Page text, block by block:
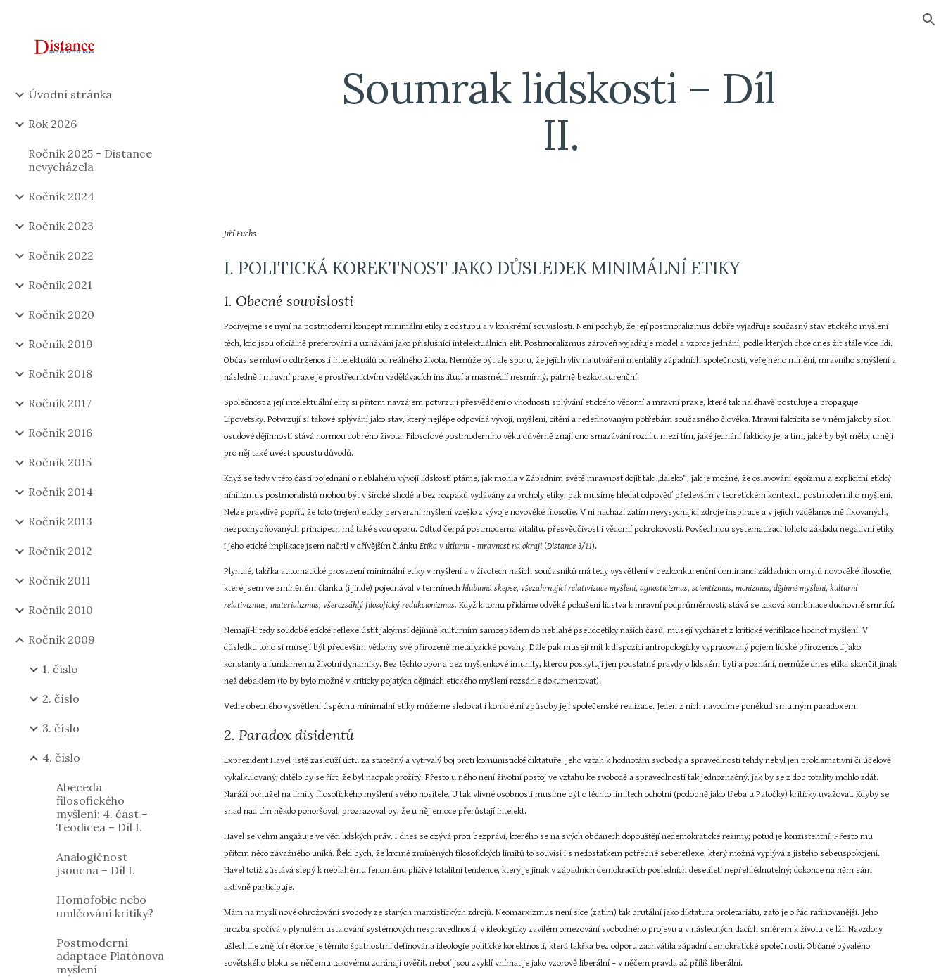
Úvodní stránka
Rok 2026
Ročník 2025 - Distance
nevycházela
Ročník 2024
Ročník 2023
Ročník 2022
Ročník 2021
Ročník 2020
Ročník 2019
Ročník 2018
Ročník 2017
Ročník 2016
Ročník 2015
Ročník 2014
Ročník 2013
Ročník 2012
Ročník 2011
Ročník 2010
Ročník 2009
1. číslo
2. číslo
3. číslo
4. číslo
Abeceda
filosofického
myšlení: 4. část –
Teodicea – Díl I.
Analogičnost
jsoucna – Díl I.
Homofobie nebo
umlčování kritiky?
Postmoderní
adaptace Platónova
myšlení
Soumrak lidskosti – Díl
II.
Jiří Fuchs
I. POLITICKÁ KOREKTNOST JAKO DŮSLEDEK MINIMÁLNÍ ETIKY
1. Obecné souvislosti
Podívejme se nyní na postmoderní koncept minimální etiky z odstupu a v konkrétní souvislosti. Není pochyb, že její postmoralizmus dobře vyjadřuje současný stav etického myšlení
těch, kdo jsou oficiálně preferováni a uznáváni jako příslušníci intelektuálních elit. Postmoralizmus zároveň vyjadřuje model a vzorce jednání, podle kterých chce dnes žít stále více lidí.
Občas se mluví o odtrženosti intelektuálů od reálného života. Nemůže být ale sporu, že jejich vliv na utváření mentality západních společností, veřejného mínění, mravního smýšlení a
následně i mravní praxe je prostřednictvím vzdělávacích institucí a masmédií nesmírný, patrně bezkonkurenční.
Společnost a její intelektuální elity si přitom navzájem potvrzují přesvědčení o vhodnosti splývání etického vědomí a mravní praxe, které tak naléhavě postuluje a propaguje
Lipovetsky. Potvrzují si takové splývání jako stav, který nejlépe odpovídá vývoji, myšlení, cítění a redefinovaným potřebám současného člověka. Mravní fakticita se v něm jakoby silou
osudové dějinnosti stává normou dobrého života. Filosofové postmoderního věku důvěrně znají ono smazávání rozdílu mezi tím, jaké jednání fakticky je, a tím, jaké by být mělo; umějí
pro něj také uvést spoustu důvodů.
Když se tedy v této části pojednání o neblahém vývoji lidskosti ptáme, jak mohla v Západním světě mravnost dojít tak „daleko“, jak je možné, že oslavování egoizmu a explicitní etický
nihilizmus postmoralistů mohou být v široké shodě a bez rozpaků vydávány za vrcholy etiky, pak musíme hledat odpověď především v teoretickém kontextu postmoderního myšlení.
Nelze pravdivě popřít, že toto (nejen) eticky perverzní myšlení vzešlo z vývoje novověké filosofie. V ní nachází zatím nevysychající zdroje inspirace a v jejích vzdělanostně fixovaných,
nezpochybňovaných principech má také svou oporu. Odtud čerpá postmoderna vitalitu, přesvědčivost i vědomí pokrokovosti. Povšechnou systematizaci tohoto základu negativní etiky
i jeho etické implikace jsem načrtl v dřívějším článku Etika v útlumu – mravnost na okraji (Distance 3/11).
Plynulé, takřka automatické prosazení minimální etiky v myšlení a v životech našich současníků má tedy vysvětlení v bezkonkurenční dominanci základních omylů novověké filosofie,
které jsem ve zmíněném článku (i jinde) pojednával v termínech hlubinná skepse, všezahrnující relativizace myšlení, agnosticizmus, scientizmus, monizmus, dějinné myšlení, kulturní
relativizmus, materializmus, všerozsáhlý filosofický redukcionizmus. Když k tomu přidáme odvěké pokušení lidstva k mravní podprůměrnosti, stává se taková kombinace duchovně smrtící.
Nemají-li tedy soudobé etické reflexe ústit jakýmsi dějinně kulturním samospádem do neblahé pseudoetiky našich časů, musejí vycházet z kritické verifikace hodnot myšlení. V
důsledku toho si musejí být především vědomy své přirozeně metafyzické povahy. Dále pak musejí mít k dispozici antropologicky vypracovaný pojem lidské přirozenosti jako
konstanty a fundamentu životní dynamiky. Bez těchto opor a bez myšlenkové imunity, kterou poskytují jen podstatné pravdy o lidském bytí a poznání, nemůže dnes etika skončit jinak
než debaklem (to by bylo možné v kriticky pojatých dějinách etického myšlení rozsáhle dokumentovat).
Vedle obecného vysvětlení úspěchu minimální etiky můžeme sledovat i konkrétní způsoby její společenské realizace. Jeden z nich navodíme poněkud smutným paradoxem.
2. Paradox disidentů
Exprezident Havel jistě zaslouží úctu za statečný a vytrvalý boj proti komunistické diktatuře. Jeho vztah k hodnotám svobody a spravedlnosti tehdy nebyl jen proklamativní či účelově
vykalkulovaný; chtělo by se říct, že byl naopak prožitý. Přesto u něho není životní postoj ve vztahu ke svobodě a spravedlnosti tak jednoznačný, jak by se z dob totality mohlo zdát.
Naráží bohužel na limity filosofického myšlení svého nositele. U tak vlivné osobnosti musíme být o těchto limitech ochotni (podobně jako třeba u Patočky) kriticky uvažovat. Kdyby se
snad nad tím někdo pohoršoval, prozrazoval by, že u něj emoce přerůstají intelekt.
Havel se velmi angažuje ve věci lidských práv. I dnes se ozývá proti bezpráví, kterého se na svých občanech dopouštějí nedemokratické režimy; potud je konzistentní. Přesto mu
přitom něco závažného uniká. Řekl bych, že kromě zmíněných filosofických limitů to souvisí i s nedostatkem potřebné sebereflexe, který možná vyplývá z jistého sebeuspokojení.
Havel totiž zůstává slepý k neblahému fenoménu plíživé totalitní tendence, který je jinak v západních demokraciích posledních desetiletí nepřehlédnutelný; dokonce na něm sám
aktivně participuje.
Mám na mysli nové ohrožování svobody ze starých marxistických zdrojů. Neomarxizmus není sice (zatím) tak brutální jako diktatura proletariátu, zato je o řád rafinovanější. Jeho
hrozba spočívá v plynulém ustalování systémových nespravedlností, v ideologicky zavilém omezování svobodného projevu a v následných tlacích směrem k životu ve lži. Navzdory
ušlechtile znějící rétorice je těmito špatnostmi definována ideologie politické korektnosti, která takřka bez odporu zachvátila západní demokratické společnosti. Občané bývalého
sovětského bloku se něčemu takovému zdráhají uvěřit, neboť jsou zvyklí vnímat je jako vzorově liberální – v něčem pravda až příliš liberální.